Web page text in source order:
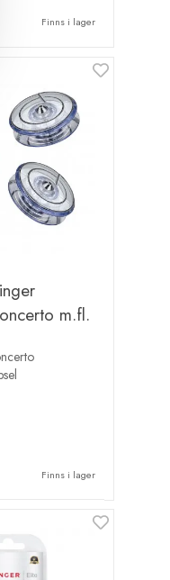
Finns i lager
m.fl.
Finns i lager